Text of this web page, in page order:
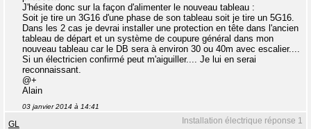
J'hésite donc sur la façon d'alimenter le nouveau tableau :
Soit je tire un 3G16 d'une phase de son tableau soit je tire un 5G16.
Dans les 2 cas je devrai installer une protection en tête dans l'ancien
tableau de départ et un système de coupure général dans mon
nouveau tableau car le DB sera à environ 30 ou 40m avec escalier....
Si un électricien confirmé peut m'aiguiller.... Je lui en serai
reconnaissant.
@+
Alain
03 janvier 2014 à 14:41
Installation électrique réponse 1
GL